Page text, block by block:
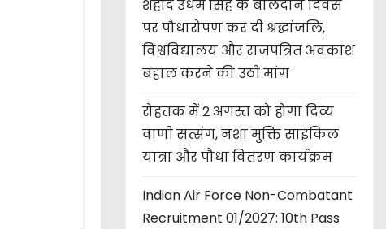
शहीद उधम सिंह के बलिदान दिवस
पर पौधारोपण कर दी श्रद्धांजलि,
विश्वविद्यालय और राजपत्रित अवकाश
बहाल करने की उठी मांग
रोहतक में 2 अगस्त को होगा दिव्य
वाणी सत्संग, नशा मुक्ति साइकिल
यात्रा और पौधा वितरण कार्यक्रम
Indian Air Force Non-Combatant
Recruitment 01/2027: 10th Pass